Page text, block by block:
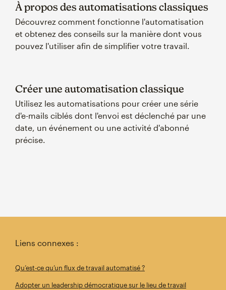
À propos des automatisations classiques
Découvrez comment fonctionne l'automatisation
et obtenez des conseils sur la manière dont vous
pouvez l'utiliser afin de simplifier votre travail.
Créer une automatisation classique
Utilisez les automatisations pour créer une série
d'e-mails ciblés dont l'envoi est déclenché par une
date, un événement ou une activité d'abonné
précise.
Liens connexes :
Qu’est-ce qu’un flux de travail automatisé ?
Adopter un leadership démocratique sur le lieu de travail